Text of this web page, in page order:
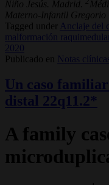
Niño Jesús. Madrid.
Materno-Infantil
Tagged under
Anclaje del
malformación raquimedular,
2020
Publicado en
Notas
Un caso
distal 22q11.2*
A family